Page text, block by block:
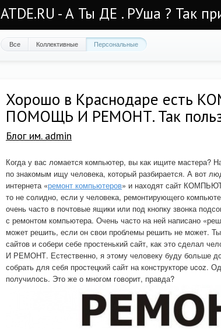
ATDE.RU - А Ты ДЕ . РУша ? Так
Все Коллективные Персональные
Хорошо в Краснодаре есть
ПОМОЩЬ И РЕМОНТ. Так
Блог им. admin
Когда у вас ломается компьютер, вы как ищите мастера?
по знакомым ищу человека, который разбирается. А вот
интернета «ремонт компьютеров» и находят сайт
то не солидно, если у человека, ремонтирующего
очень часто в почтовые ящики или под кнопку звонка
с ремонтом компьютера. Очень часто на ней написано
может решить, если он свои проблемы решить не может.
сайтов и собери себе простенький сайт, как это
И РЕМОНТ. Естественно, я этому человеку буду больше
собрать для себя простецкий сайт на конструкторе ucoz.
получилось. Это же о многом говорит, правда?